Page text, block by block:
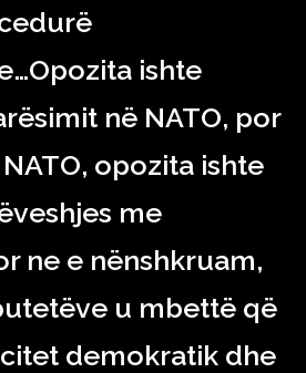
ishte
në NATO, por
opozita ishte
me
ne e nënshkruam,
u mbettë që
demokratik dhe